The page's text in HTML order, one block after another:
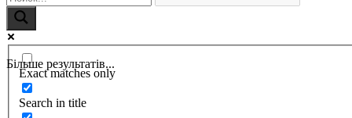
Більше результатів...
Exact matches only
Search in title